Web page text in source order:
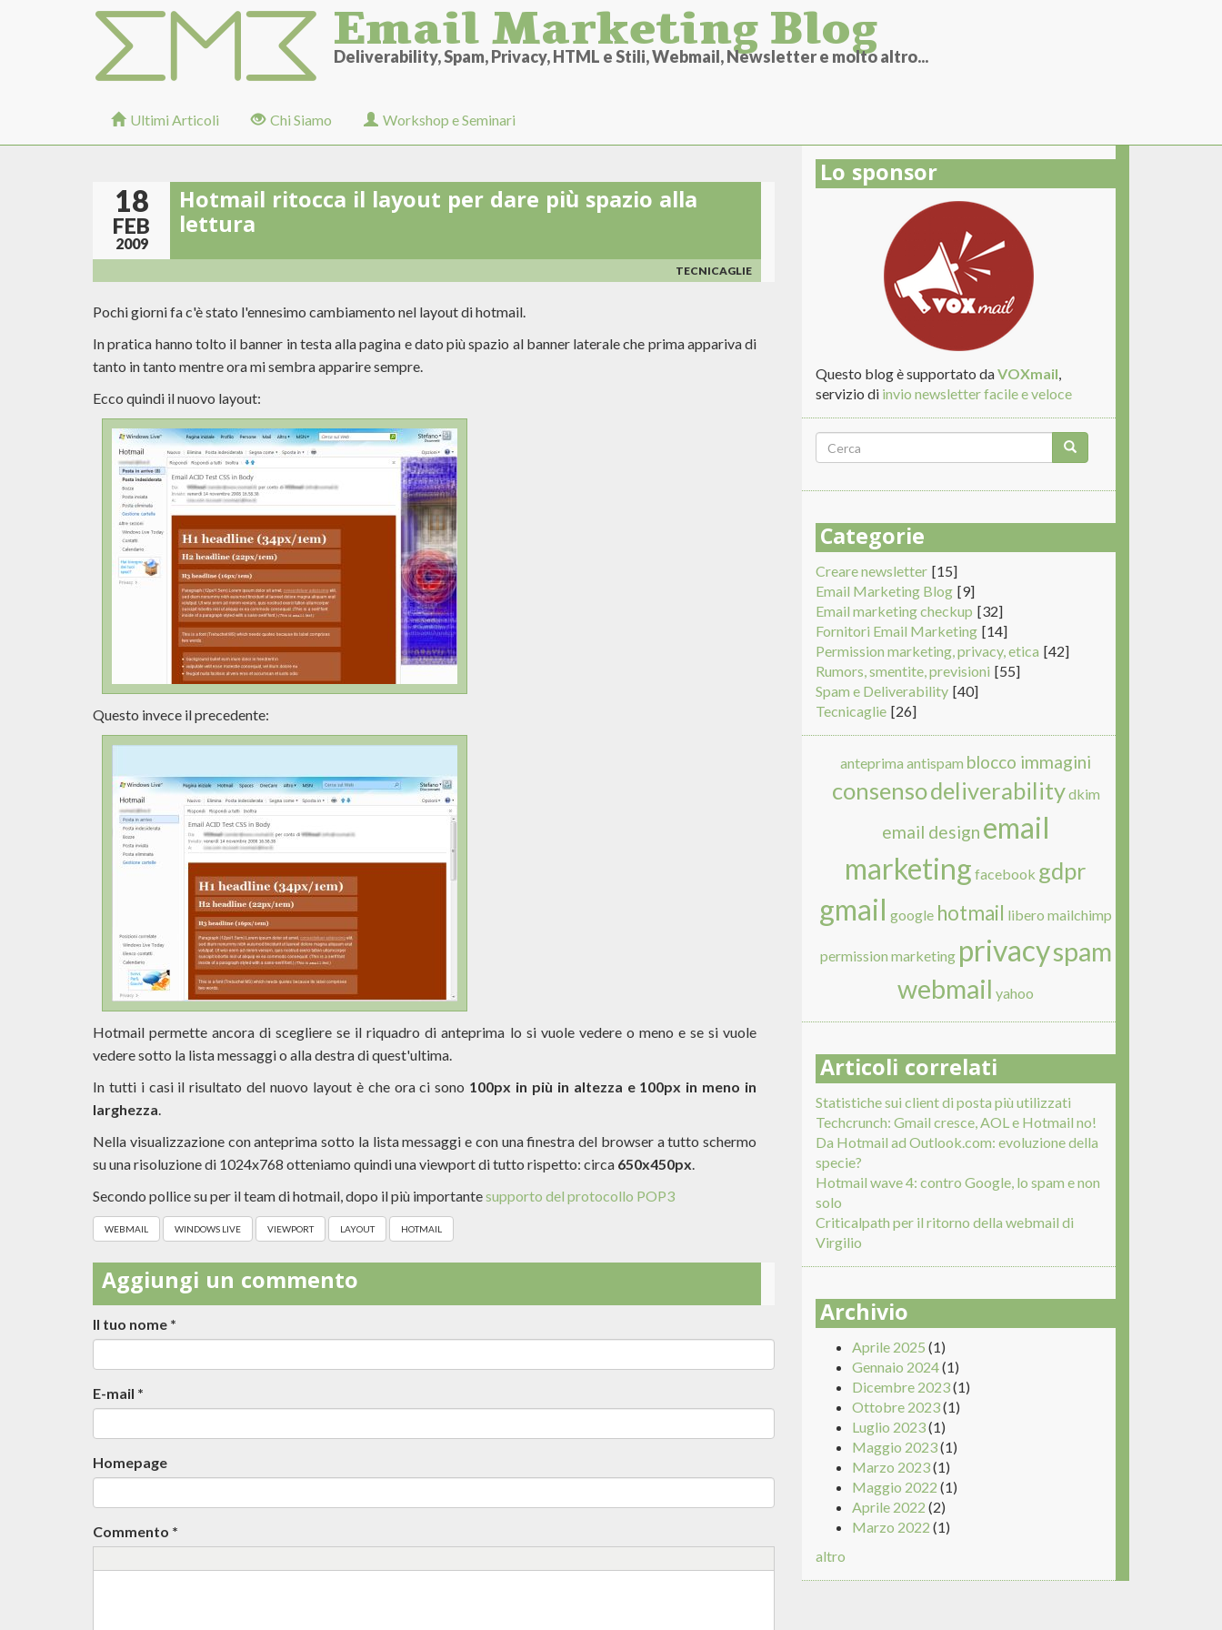
Email Marketing Blog
Deliverability, Spam, Privacy, HTML e Stili, Webmail, Newsletter e molto altro...
Ultimi Articoli Chi Siamo Workshop e Seminari
18
FEB
2009
Hotmail ritocca il layout per dare più spazio alla
lettura
TECNICAGLIE
Pochi giorni fa c'è stato l'ennesimo cambiamento nel layout di hotmail.
In pratica hanno tolto il banner in testa alla pagina e dato più spazio al banner laterale che prima appariva di
tanto in tanto mentre ora mi sembra apparire sempre.
Ecco quindi il nuovo layout:
Questo invece il precedente:
Hotmail permette ancora di scegliere se il riquadro di anteprima lo si vuole vedere o meno e se si vuole
vedere sotto la lista messaggi o alla destra di quest'ultima.
In tutti i casi il risultato del nuovo layout è che ora ci sono 100px in più in altezza e 100px in meno in
larghezza.
Nella visualizzazione con anteprima sotto la lista messaggi e con una finestra del browser a tutto schermo
su una risoluzione di 1024x768 otteniamo quindi una viewport di tutto rispetto: circa 650x450px.
Secondo pollice su per il team di hotmail, dopo il più importantesupporto del protocollo POP3
WEBMAIL WINDOWS LIVE VIEWPORT LAYOUT HOTMAIL
Aggiungi un commento
Il tuo nome *
E-mail *
Homepage
Commento *
Lo sponsor
Questo blog è supportato daVOXmail,
servizio di invio newsletter facile e veloce
Form
di
ricerca
Categorie
Creare newsletter [15]
Email Marketing Blog [9]
Email marketing checkup [32]
Fornitori Email Marketing [14]
Permission marketing, privacy, etica [42]
Rumors, smentite, previsioni [55]
Spam e Deliverability [40]
Tecnicaglie [26]
anteprima antispam blocco immagini
consensodeliverabilitydkim
email design email
marketing facebook gdpr
gmail google hotmail libero mailchimp
permission marketing privacyspam
webmail yahoo
Articoli correlati
Statistiche sui client di posta più utilizzati
Techcrunch: Gmail cresce, AOL e Hotmail no!
Da Hotmail ad Outlook.com: evoluzione della
specie?
Hotmail wave 4: contro Google, lo spam e non
solo
Criticalpath per il ritorno della webmail di
Virgilio
Archivio
Aprile 2025 (1)
Gennaio 2024(1)
Dicembre 2023(1)
Ottobre 2023(1)
Luglio 2023(1)
Maggio 2023(1)
Marzo 2023(1)
Maggio 2022 (1)
Aprile 2022 (2)
Marzo 2022 (1)
altro